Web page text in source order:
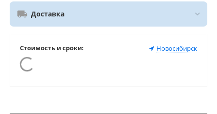
Доставка
Стоимость и сроки: Новосибирск